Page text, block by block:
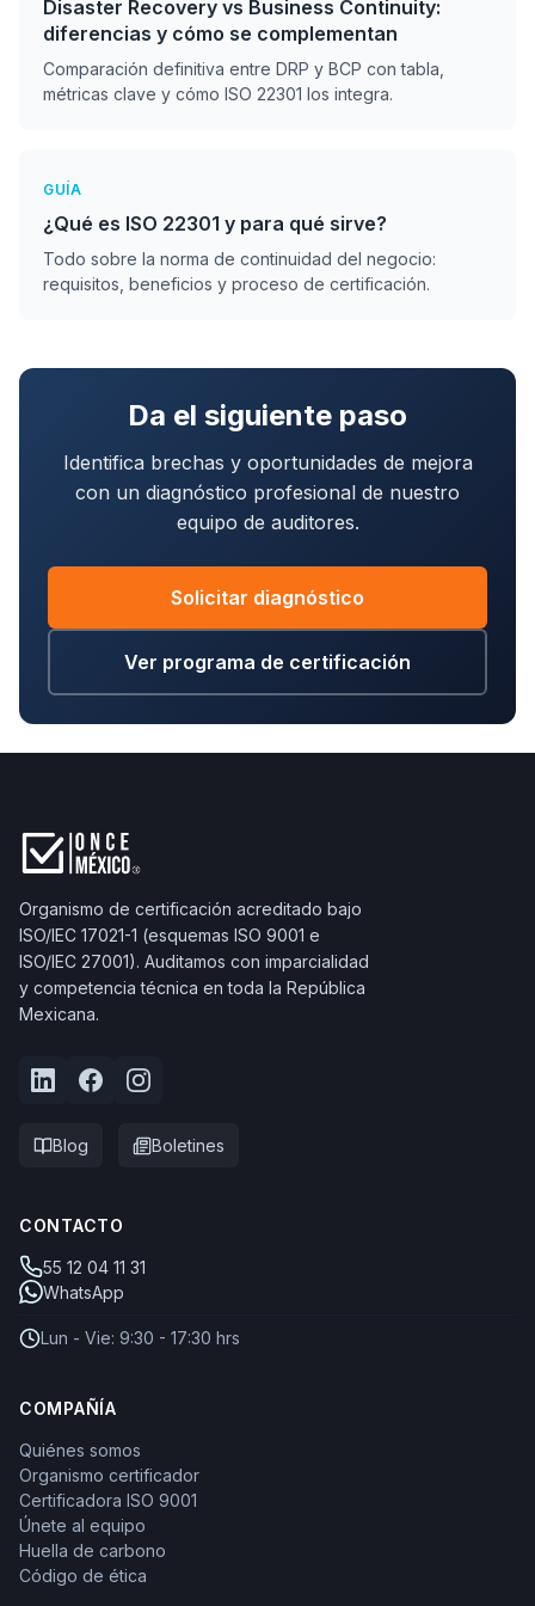
Disaster Recovery vs Business Continuity:
diferencias y cómo se complementan
Comparación definitiva entre DRP y BCP con tabla,
métricas clave y cómo ISO 22301 los integra.
GUÍA
¿Qué es ISO 22301 y para qué sirve?
Todo sobre la norma de continuidad del negocio:
requisitos, beneficios y proceso de certificación.
Da el siguiente paso
Identifica brechas y oportunidades de mejora
con un diagnóstico profesional de nuestro
equipo de auditores.
Solicitar diagnóstico
Ver programa de certificación
Organismo de certificación acreditado bajo
ISO/IEC 17021-1 (esquemas ISO 9001 e
ISO/IEC 27001). Auditamos con imparcialidad
y competencia técnica en toda la República
Mexicana.
Blog Boletines
CONTACTO
55 12 04 11 31
WhatsApp
Lun - Vie: 9:30 - 17:30 hrs
COMPAÑÍA
Quiénes somos
Organismo certificador
Certificadora ISO 9001
Únete al equipo
Huella de carbono
Código de ética